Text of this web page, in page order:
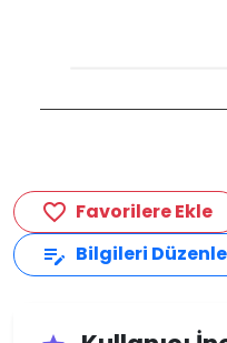
favorite_border Favorilere Ekle
edit_note Bilgileri